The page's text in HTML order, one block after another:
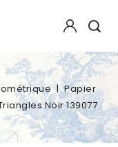
Papier
Noir 139077